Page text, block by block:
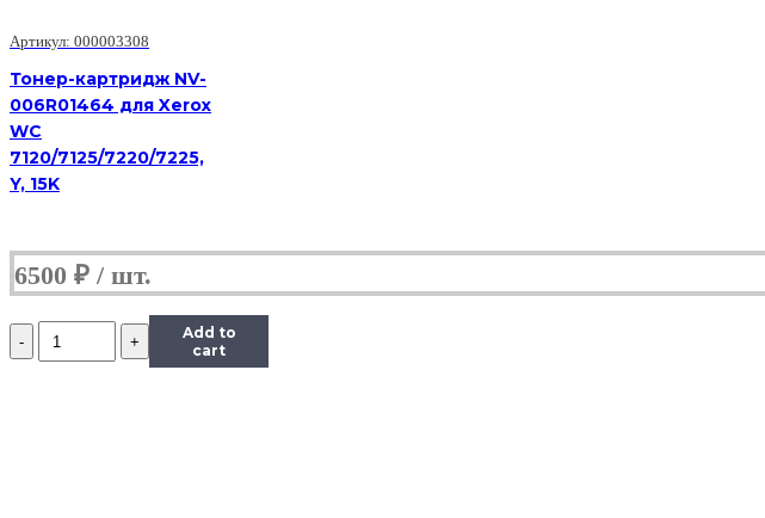
Артикул: 000003308
Тонер-картридж NV-
006R01464 для Xerox
WC
7120/7125/7220/7225,
Y, 15K
6500 ₽
Количество
Картридж
Add to
cart